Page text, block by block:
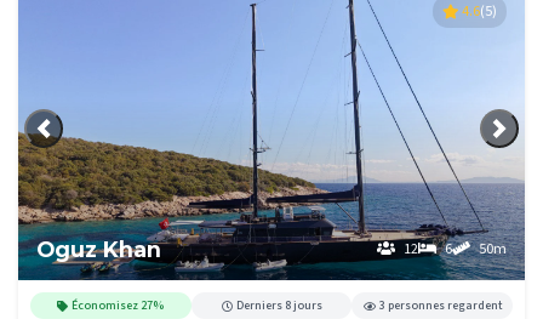
Précédent
Oguz Khan 12 6 50m
4.6(5)
Économisez 27% Derniers 8 jours 3 personnes regardent